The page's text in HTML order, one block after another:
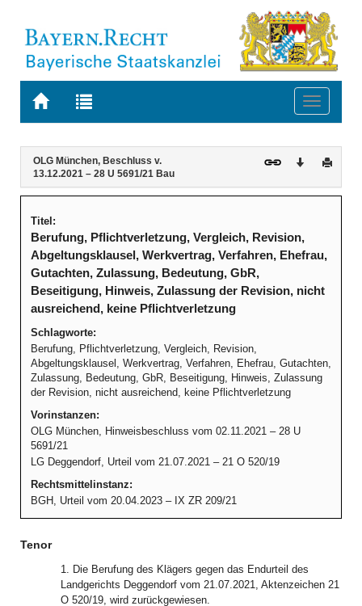
Zur
BAYERN.RECHT
Zur
letzten
Suche
Toggle
Navigation
Inhalt
OLG München, Beschluss v.
13.12.2021 – 28 U 5691/21 Bau
Download
Titel:
Berufung, Pflichtverletzung, Vergleich, Revision,
Abgeltungsklausel, Werkvertrag, Verfahren, Ehefrau,
Gutachten, Zulassung, Bedeutung, GbR,
Beseitigung, Hinweis, Zulassung der Revision, nicht
ausreichend, keine Pflichtverletzung
Schlagworte:
Berufung, Pflichtverletzung, Vergleich, Revision,
Abgeltungsklausel, Werkvertrag, Verfahren, Ehefrau, Gutachten,
Zulassung, Bedeutung, GbR, Beseitigung, Hinweis, Zulassung
der Revision, nicht ausreichend, keine Pflichtverletzung
Vorinstanzen:
OLG München, Hinweisbeschluss vom 02.11.2021 – 28 U
5691/21
LG Deggendorf, Urteil vom 21.07.2021 – 21 O 520/19
Rechtsmittelinstanz:
BGH, Urteil vom 20.04.2023 – IX ZR 209/21
Tenor
1. Die Berufung des Klägers gegen das Endurteil des
Landgerichts Deggendorf vom 21.07.2021, Aktenzeichen 21
O 520/19, wird zurückgewiesen.